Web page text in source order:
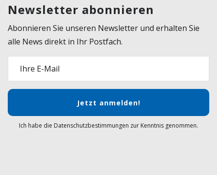
Newsletter abonnieren
Abonnieren Sie unseren Newsletter und erhalten Sie
alle News direkt in Ihr Postfach.
Ihre E-Mail
Jetzt anmelden!
Ich habe die Datenschutzbestimmungen zur Kenntnis genommen.